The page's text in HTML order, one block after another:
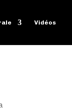
Vidéos